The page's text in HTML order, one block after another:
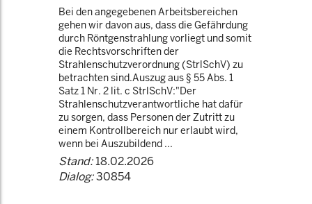
Bei den angegebenen Arbeitsbereichen
gehen wir davon aus, dass die Gefährdung
durch Röntgenstrahlung vorliegt und somit
die Rechtsvorschriften der
Strahlenschutzverordnung (StrlSchV) zu
betrachten sind.Auszug aus § 55 Abs. 1
Satz 1 Nr. 2 lit. c StrlSchV:"Der
Strahlenschutzverantwortliche hat dafür
zu sorgen, dass Personen der Zutritt zu
einem Kontrollbereich nur erlaubt wird,
wenn bei Auszubildend ...
Stand:18.02.2026
Dialog:30854